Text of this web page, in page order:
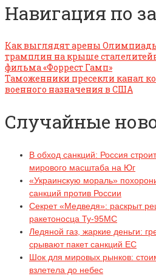
Навигация по
Как выглядят арены
трамплин на крыше
фильма «Форрест Гамп»
Таможенники пресекли канал
военного назначения в США
Случайные
В обход санкций: Россия
мирового масштаба на Юг
«Украинскую мораль»
санкций против России
Секрет «Медведя»: раскрыт
ракетоносца Ту-95МС
Ледяной газ, жаркие деньги:
срывают пакет санкций ЕС
Шок для мировых рынков:
взлетела до небес